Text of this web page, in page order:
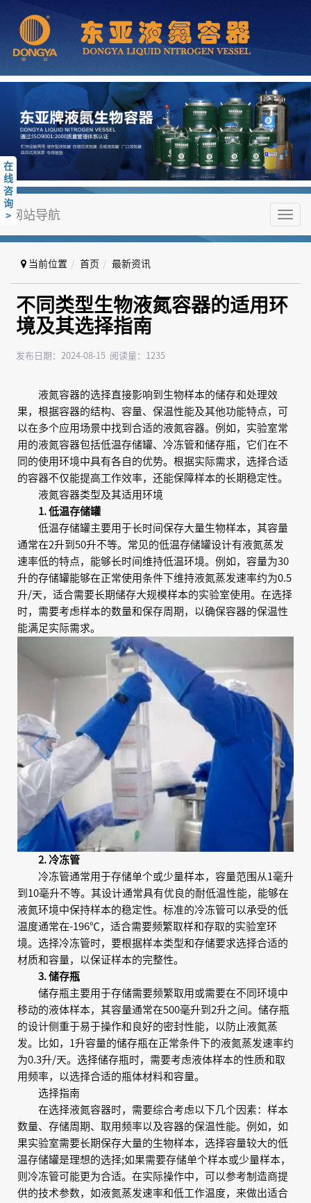
网站导航
当前位置 首页 最新资讯
不同类型生物液氮容器的适用环
境及其选择指南
发布日期：2024-08-15 阅读量：1235
液氮容器的选择直接影响到生物样本的储存和处理效
果，根据容器的结构、容量、保温性能及其他功能特点，可
以在多个应用场景中找到合适的液氮容器。例如，实验室常
用的液氮容器包括低温存储罐、冷冻管和储存瓶，它们在不
同的使用环境中具有各自的优势。根据实际需求，选择合适
的容器不仅能提高工作效率，还能保障样本的长期稳定性。
液氮容器类型及其适用环境
1. 低温存储罐
低温存储罐主要用于长时间保存大量生物样本，其容量
通常在2升到50升不等。常见的低温存储罐设计有液氮蒸发
速率低的特点，能够长时间维持低温环境。例如，容量为30
升的存储罐能够在正常使用条件下维持液氮蒸发速率约为0.5
升/天，适合需要长期储存大规模样本的实验室使用。在选择
时，需要考虑样本的数量和保存周期，以确保容器的保温性
能满足实际需求。
2. 冷冻管
冷冻管通常用于存储单个或少量样本，容量范围从1毫升
到10毫升不等。其设计通常具有优良的耐低温性能，能够在
液氮环境中保持样本的稳定性。标准的冷冻管可以承受的低
温度通常在-196℃，适合需要频繁取样和存取的实验室环
境。选择冷冻管时，要根据样本类型和存储要求选择合适的
材质和容量，以保证样本的完整性。
3. 储存瓶
储存瓶主要用于存储需要频繁取用或需要在不同环境中
移动的液体样本，其容量通常在500毫升到2升之间。储存瓶
的设计侧重于易于操作和良好的密封性能，以防止液氮蒸
发。比如，1升容量的储存瓶在正常条件下的液氮蒸发速率约
为0.3升/天。选择储存瓶时，需要考虑液体样本的性质和取
用频率，以选择合适的瓶体材料和容量。
选择指南
在选择液氮容器时，需要综合考虑以下几个因素：样本
数量、存储周期、取用频率以及容器的保温性能。例如，如
果实验室需要长期保存大量的生物样本，选择容量较大的低
温存储罐是理想的选择;如果需要存储单个样本或少量样本，
则冷冻管可能更为合适。在实际操作中，可以参考制造商提
供的技术参数，如液氮蒸发速率和低工作温度，来做出适合
在
线
咨
询
>